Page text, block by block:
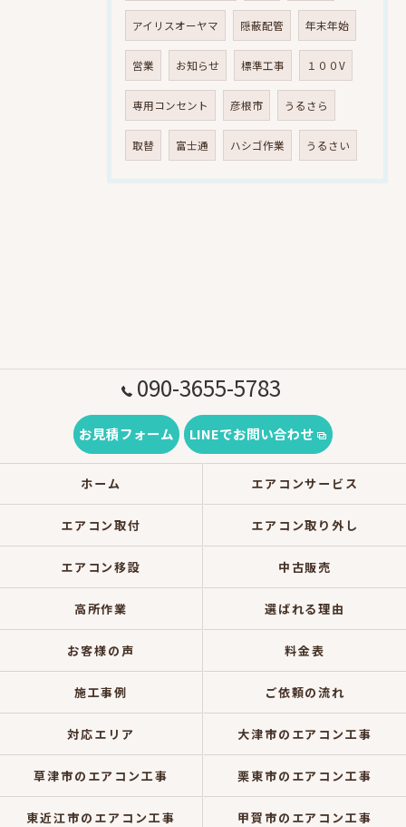
アイリスオーヤマ 隠蔽配管 年末年始
営業 お知らせ 標準工事 １００V
専用コンセント 彦根市 うるさら
取替 富士通 ハシゴ作業 うるさい
090-3655-5783
お見積フォーム LINEでお問い合わせ
ホーム エアコンサービス
エアコン取付 エアコン取り外し
エアコン移設 中古販売
高所作業 選ばれる理由
お客様の声 料金表
施工事例 ご依頼の流れ
対応エリア 大津市のエアコン工事
草津市のエアコン工事 栗東市のエアコン工事
東近江市のエアコン工事 甲賀市のエアコン工事